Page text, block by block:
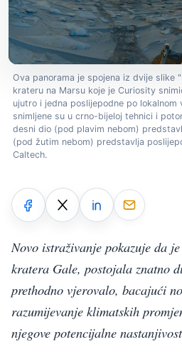
Ova panorama je spojena iz dvije slike
krateru na Marsu koje je Curiosity
ujutro i jedna poslijepodne po lokalnom
snimljene su u crno-bijeloj tehnici i
desni dio (pod plavim nebom)
(pod žutim nebom) predstavlja
Caltech.
Novo istraživanje pokazuje da
kratera Gale, postojala znatno
prethodno vjerovalo, bacajući
razumijevanje klimatskih
njegove potencijalne